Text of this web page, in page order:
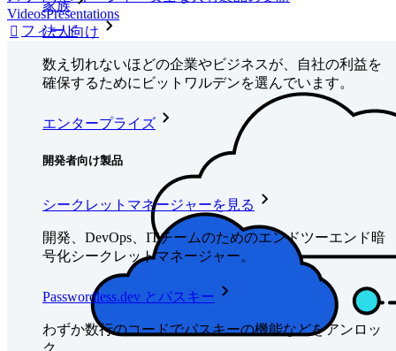
家族
法人向け
数え切れないほどの企業やビジネスが、自社の利益を
確保するためにビットワルデンを選んでいます。
エンタープライズ
開発者向け製品
シークレットマネージャーを見る
開発、DevOps、ITチームのためのエンドツーエンド暗
号化シークレットマネージャー。
Passwordless.dev とパスキー
わずか数行のコードでパスキーの機能などをアンロッ
VideosPresentations
 フィード